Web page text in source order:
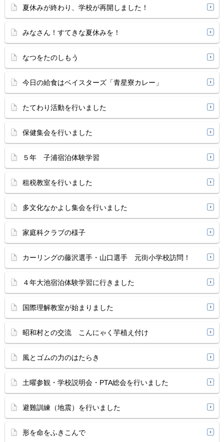
夏休みが終わり、学校が再開しました！
みなさん！すてきな夏休みを！
なつをたのしもう
今日の給食はベイスターズ「青星寮カレー」
たてわり活動を行いました
保健集会を行いました
５年 子浦宿泊体験学習
租税教室を行いました
多文化なかよし集会を行いました
家庭科クラブの様子
カーリングの藤沢選手・山口選手 元街小学校訪問！
４年大池宿泊体験学習に行きました
国際理解教室が始まりました
昭和村との交流 こんにゃく芋植え付け
風とゴムの力のはたらき
土曜参観・学校説明会・PTA総会を行いました
避難訓練（地震）を行いました
形を命をふきこんで